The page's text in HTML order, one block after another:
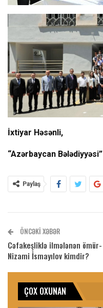
İxtiyar Həsənli,
“Azərbaycan Bələdiyyəsi”
Paylaş
ÖNCƏKI XƏBƏR
Cəfakeşliklə ilmələnən ömür-
Nizami İsmayılov kimdir?
ÇOX OXUNAN